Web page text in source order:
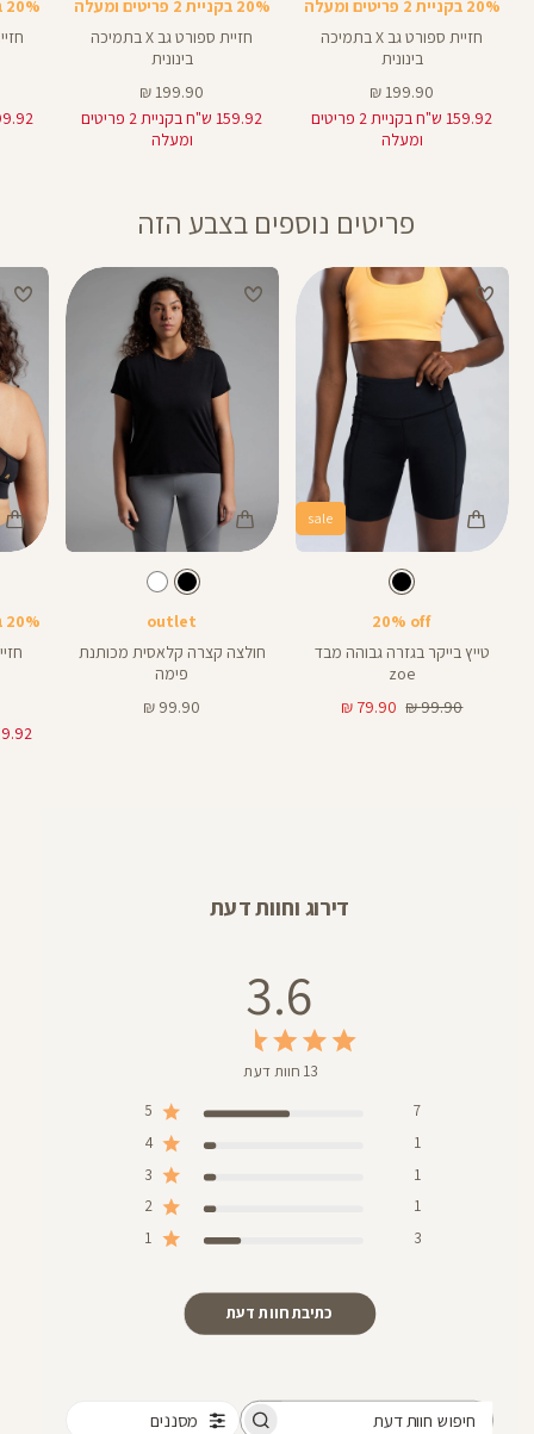
20% בקניית 2 פריטים ומעלה
חזיית ספורט גב X בתמיכה
בינונית
מחיר
מוצר
199.90 ₪
159.92 ש"ח בקניית 2 פריטים
ומעלה
20% בקניית 2 פריטים ומעלה
חזיית ספורט גב X בתמיכה
בינונית
מחיר
מוצר
199.90 ₪
159.92 ש"ח בקניית 2 פריטים
ומעלה
20% בקניית 2 פריטים ומעלה
פריטים נוספים בצבע הזה
sale
צבע
שחור
20% off
טייץ בייקר בגזרה גבוהה מבד
zoe
מחיר
79.90 ₪
מחיר
99.90 ₪
צבע
שחור
outlet
חולצה קצרה קלאסית מכותנת
פימה
מחיר
99.90 ₪
20% בקניית 2 פריטים ומעלה
דירוג וחוות דעת
3.6
13 חוות דעת
5
7
4
1
3
1
2 1
1 3
כתיבת חוות דעת
מסננים